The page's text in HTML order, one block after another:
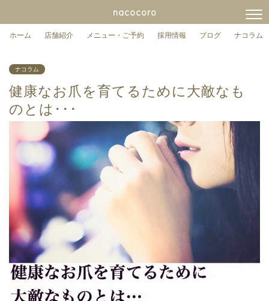
nacocoro
ホーム 店舗紹介 メニュー・ご予約 採用情報 ブログ ナコラム
ナコラム
健康なお爪を育てるために大敵なも
のとは･･･